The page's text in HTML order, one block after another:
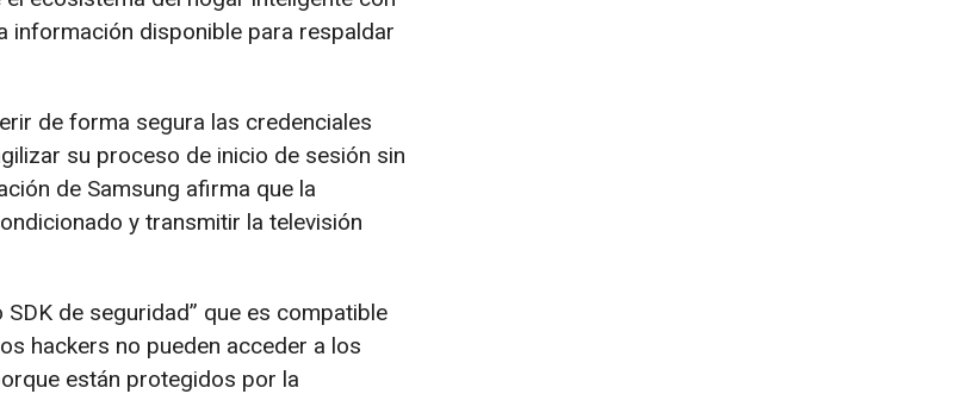
información disponible para respaldar
de forma segura las credenciales
su proceso de inicio de sesión sin
de Samsung afirma que la
y transmitir la televisión
de seguridad” que es compatible
hackers no pueden acceder a los
están protegidos por la